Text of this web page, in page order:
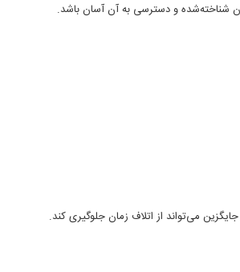
شناخته‌شده و دسترسی به آن آسان باشد.
می‌تواند از اتلاف زمان جلوگیری کند.